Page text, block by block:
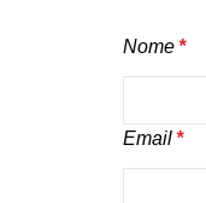
Nome*
Email*